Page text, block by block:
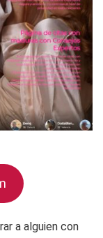
a alguien con